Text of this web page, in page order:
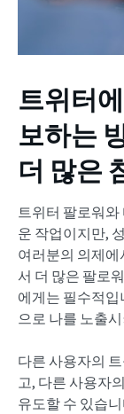
트위터
보하는
더 많은
트위터 팔로워
운 작업이지만,
여러분의 의제에
서 더 많은 팔로
에게는 필수적입
으로 나를 노출
다른 사용자의
고, 다른 사용자
유도할 수 있습